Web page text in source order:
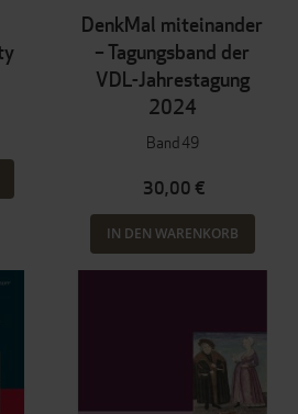
DenkMal miteinander
– Tagungsband der
VDL-Jahrestagung
2024
Band 49
30,00 €
IN DEN WARENKORB